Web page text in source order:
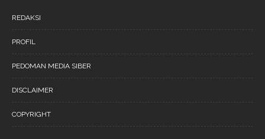
REDAKSI
PROFIL
PEDOMAN MEDIA SIBER
DISCLAIMER
COPYRIGHT